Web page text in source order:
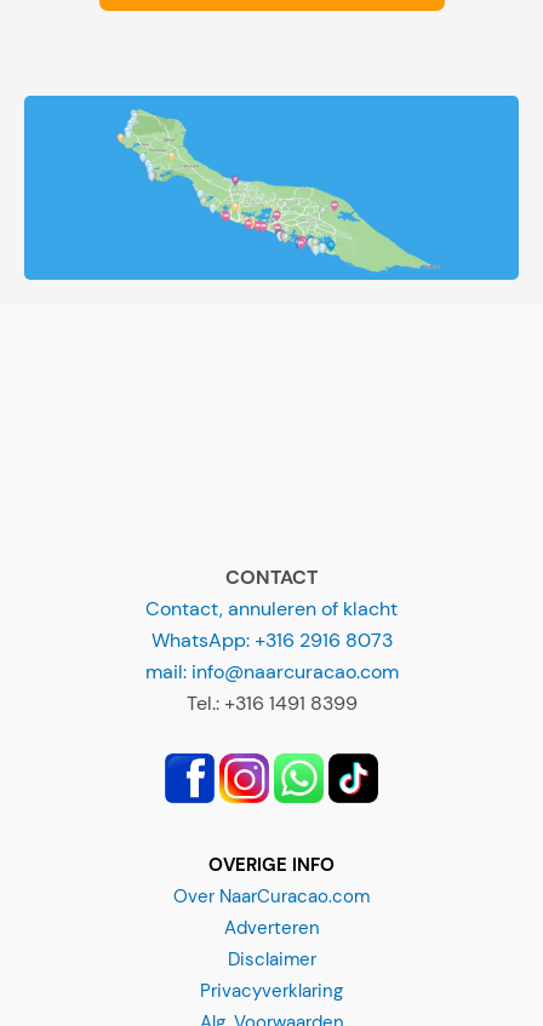
mail: info@naarcuracao.com
Tel.: +316 1491 8399
OVERIGE INFO
Over NaarCuracao.com
Adverteren
Disclaimer
Privacyverklaring
Alg. Voorwaarden